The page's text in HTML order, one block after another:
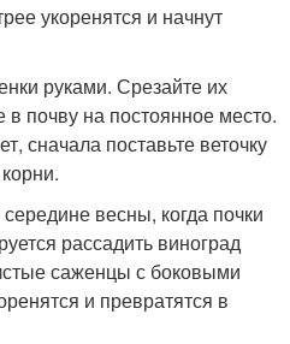
укоренятся и начнут
руками. Срезайте их
в почву на постоянное место.
сначала поставьте веточку
весны, когда почки
рассадить виноград
саженцы с боковыми
и превратятся в